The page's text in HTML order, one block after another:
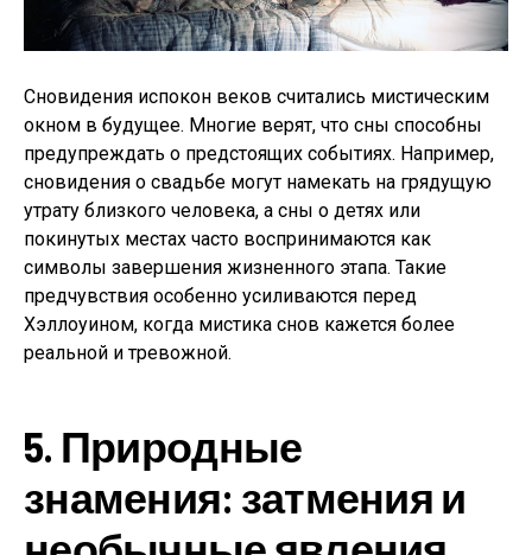
Сновидения испокон веков считались мистическим
окном в будущее. Многие верят, что сны способны
предупреждать о предстоящих событиях. Например,
сновидения о свадьбе могут намекать на грядущую
утрату близкого человека, а сны о детях или
покинутых местах часто воспринимаются как
символы завершения жизненного этапа. Такие
предчувствия особенно усиливаются перед
Хэллоуином, когда мистика снов кажется более
реальной и тревожной.
5. Природные
знамения: затмения и